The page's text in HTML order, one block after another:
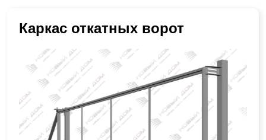
Каркас откатных ворот